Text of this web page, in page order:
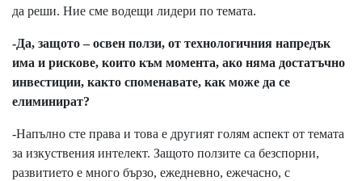
да реши. Ние сме водещи лидери по темата.
-Да, защото – освен ползи, от технологичния напредък
има и рискове, които към момента, ако няма достатъчно
инвестиции, както споменавате, как може да се
елиминират?
-Напълно сте права и това е другият голям аспект от темата
за изкуствения интелект. Защото ползите са безспорни,
развитието е много бързо, ежедневно, ежечасно, с